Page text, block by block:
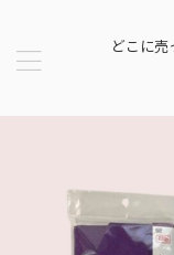
どこに売